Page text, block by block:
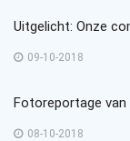
Uitgelicht: Onze
09-10-2018
Fotoreportage van
08-10-2018